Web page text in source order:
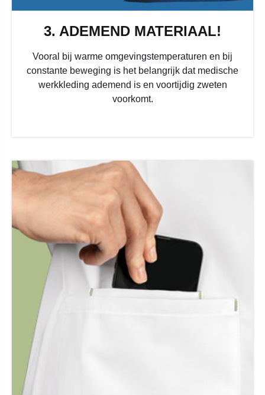
3. ADEMEND MATERIAAL!
Vooral bij warme omgevingstemperaturen en bij
constante beweging is het belangrijk dat medische
werkkleding ademend is en voortijdig zweten
voorkomt.